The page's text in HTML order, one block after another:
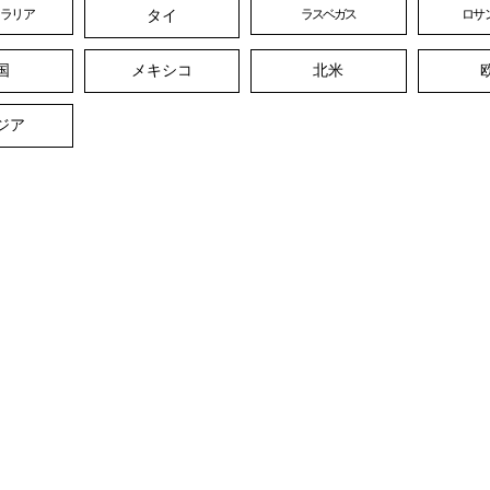
リア タイ ラスベガス ロサ
メキシコ 北米
ア